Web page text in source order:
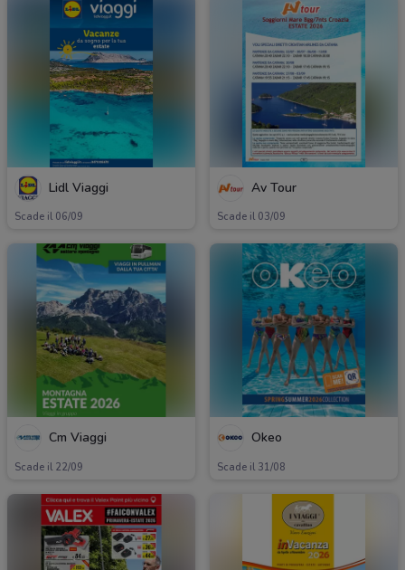
Lidl Viaggi
Scade il 06/09
Av Tour
Scade il 03/09
Cm Viaggi
Scade il 22/09
Okeo
Scade il 31/08